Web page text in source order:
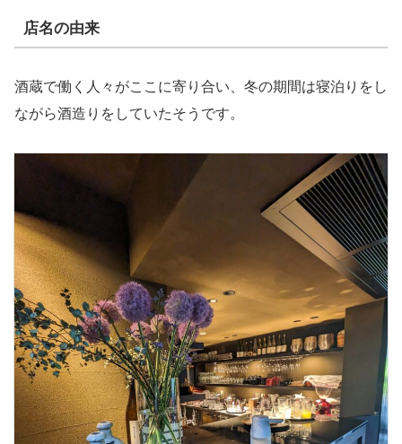
店名の由来
酒蔵で働く人々がここに寄り合い、冬の期間は寝泊りをし
ながら酒造りをしていたそうです。